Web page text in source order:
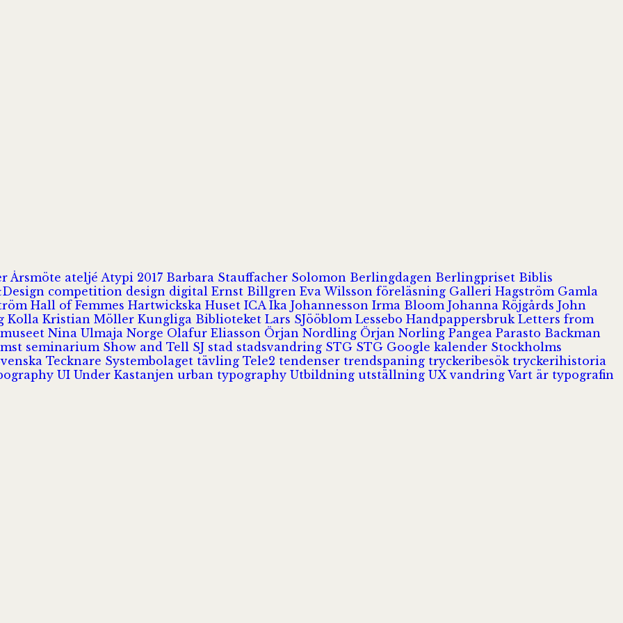
Årsmöte ateljé Atypi 2017 Barbara Stauffacher Solomon Berlingdagen Berlingpriset Biblis
competition design digital Ernst Billgren Eva Wilsson föreläsning Galleri Hagström Gamla
Hall of Femmes Hartwickska Huset ICA Ika Johannesson Irma Bloom Johanna Röjgårds John
Kolla Kristian Möller Kungliga Biblioteket Lars SJööblom Lessebo Handpappersbruk Letters from
Nina Ulmaja Norge Olafur Eliasson Örjan Nordling Örjan Norling Pangea Parasto Backman
seminarium Show and Tell SJ stad stadsvandring STG STG Google kalender Stockholms
Tecknare Systembolaget tävling Tele2 tendenser trendspaning tryckeribesök tryckerihistoria
UI Under Kastanjen urban typography Utbildning utställning UXvandring Vart är typografin